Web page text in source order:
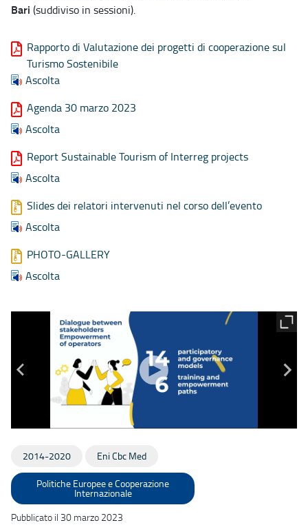
Bari (suddiviso in sessioni).
Rapporto di Valutazione dei progetti di cooperazione sul
Turismo Sostenibile
Ascolta
Agenda 30 marzo 2023
Ascolta
Report Sustainable Tourism of Interreg projects
Ascolta
Slides dei relatori intervenuti nel corso dell’evento
Ascolta
PHOTO-GALLERY
Ascolta
2014-2020 Eni Cbc Med
Politiche Europee e Cooperazione
Internazionale
Pubblicato il 30 marzo 2023